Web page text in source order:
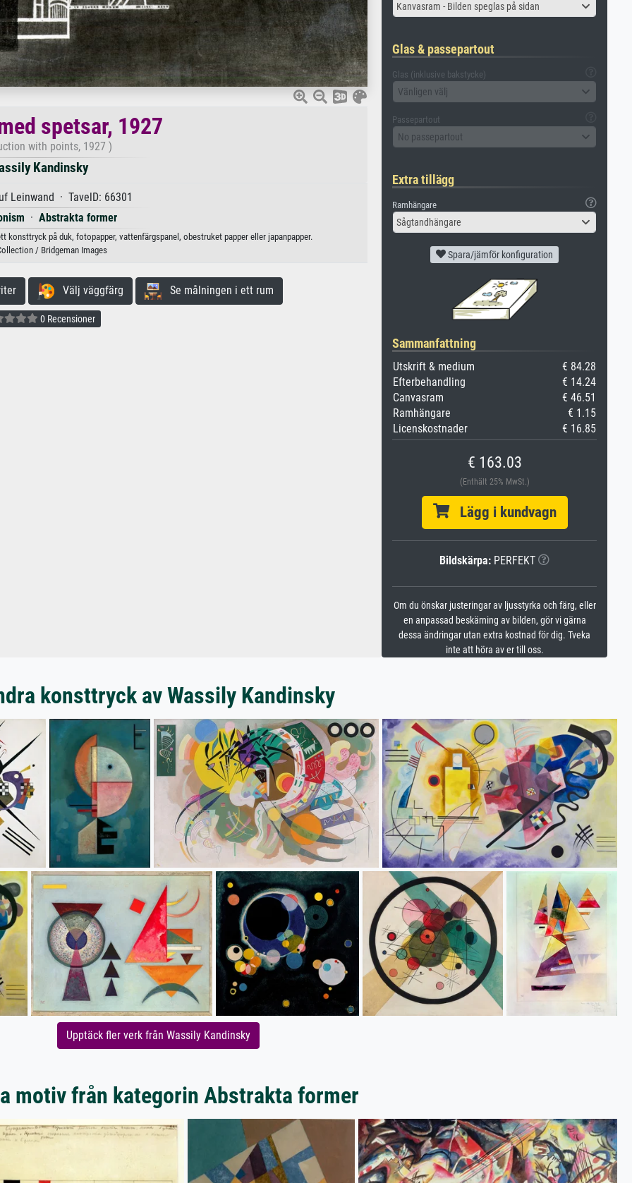
spetsar, 1927
with points, 1927 )
Kandinsky
Leinwand · TavelD: 66301
· Abstrakta former
konsttryck på duk, fotopapper, vattenfärgspanel, obestruket papper eller japanpapper.
/ Bridgeman Images
Välj väggfärg Se målningen i ett rum
0 Recensioner
Kanvasram - Bilden speglas på sidan
Glas & passepartout
Glas (inklusive bakstycke)
Vänligen välj
Passepartout
No passepartout
Extra tillägg
Ramhängare
Sågtandhängare
Spara/jämför konfiguration
Sammanfattning
Utskrift & medium
€ 84.28
Efterbehandling
€ 14.24
Canvasram
€ 46.51
Ramhängare
€ 1.15
Licenskostnader
€ 16.85
€ 163.03
(Enthält 25% MwSt.)
Lägg i kundvagn
Bildskärpa: PERFEKT
Om du önskar justeringar av ljusstyrka och färg, eller
en anpassad beskärning av bilden, gör vi gärna
dessa ändringar utan extra kostnad för dig. Tveka
inte att höra av er till oss.
konsttryck av Wassily Kandinsky
Upptäck fler verk från Wassily Kandinsky
motiv från kategorin Abstrakta former